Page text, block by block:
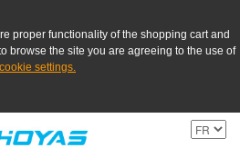
proper functionality of the shopping cart and
browse the site you are agreeing to the use of
settings.